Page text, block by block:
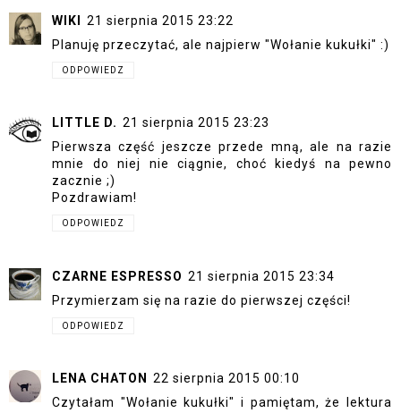
WIKI 21 sierpnia 2015 23:22
Planuję przeczytać, ale najpierw "Wołanie kukułki" :)
ODPOWIEDZ
LITTLE D. 21 sierpnia 2015 23:23
Pierwsza część jeszcze przede mną, ale na razie
mnie do niej nie ciągnie, choć kiedyś na pewno
zacznie ;)
Pozdrawiam!
ODPOWIEDZ
CZARNE ESPRESSO 21 sierpnia 2015 23:34
Przymierzam się na razie do pierwszej części!
ODPOWIEDZ
LENA CHATON
22 sierpnia 2015 00:10
Czytałam "Wołanie kukułki" i pamiętam, że lektura